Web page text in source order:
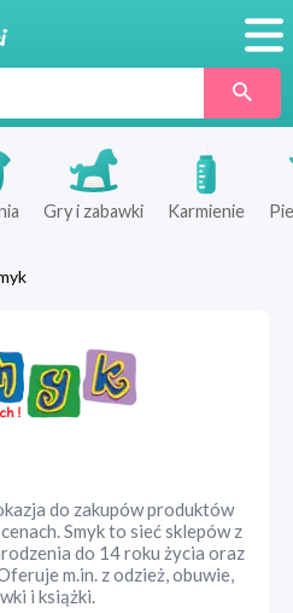
Gry i zabawki Karmienie
do zakupów produktów
Smyk to sieć sklepów z
do 14 roku życia oraz
m.in. z odzież, obuwie,
i książki.